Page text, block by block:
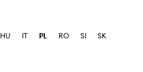
HU IT PL RO SI
SK